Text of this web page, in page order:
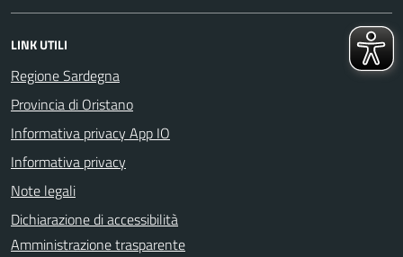
LINK UTILI
Regione Sardegna
Provincia di Oristano
Informativa privacy App IO
Informativa privacy
Note legali
Dichiarazione di accessibilità
Amministrazione trasparente